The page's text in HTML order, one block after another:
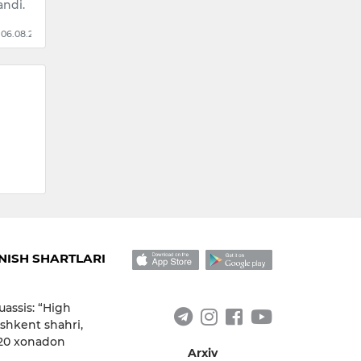
SHARTLARI
“High
shahri,
xonadon
Arxiv